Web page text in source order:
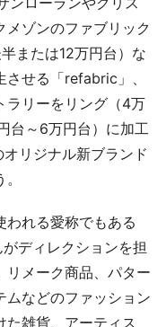
ゾンのファブリック
または12万円台）な
せる「refabric」、
ラリーをリング（4万
台～6万円台）に加工
リジナル新ブランド
れる愛称でもある
ディレクションを担
リメーク商品、パター
ムなどのファッション
た雑貨、アーティス